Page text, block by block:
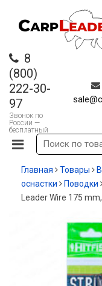
8
(800)
222-30-
97
Звонок по
России —
бесплатный
Главная Товары
оснастки
Поводки
Leader Wire 175